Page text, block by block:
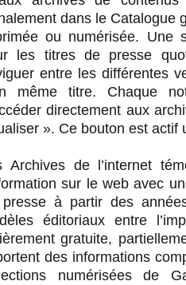
dans le Catalogue
ou numérisée. Une
les titres de presse
entre les différentes
même titre. Chaque
directement aux
». Ce bouton est actif
Archives de l’internet
sur le web avec
à partir des
éditoriaux entre
gratuite,
des informations
numérisées de